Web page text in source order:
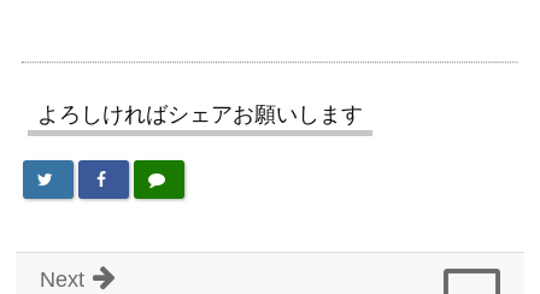
よろしければシェアお願いします
Next